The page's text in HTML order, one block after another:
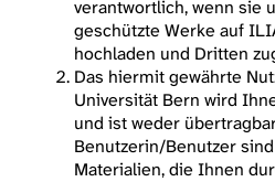
verantwortlich, wenn sie
geschützte Werke auf
hochladen und Dritten
Das hiermit gewährte
Universität Bern wird
und ist weder
Benutzerin/Benutzer
Materialien, die Ihnen